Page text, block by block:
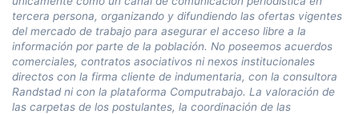
tercera persona, organizando y difundiendo las ofertas vigentes
del mercado de trabajo para asegurar el acceso libre a la
información por parte de la población. No poseemos acuerdos
comerciales, contratos asociativos ni nexos institucionales
directos con la firma cliente de indumentaria, con la consultora
Randstad ni con la plataforma Computrabajo. La valoración de
las carpetas de los postulantes, la coordinación de las